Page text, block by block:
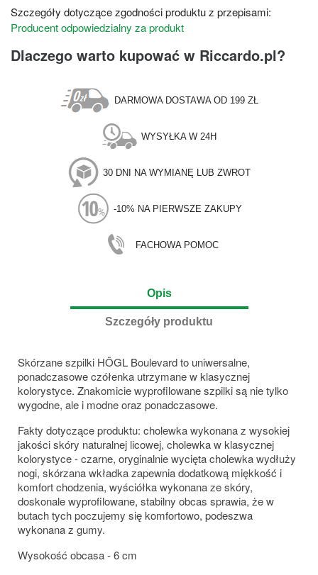
Szczegóły dotyczące zgodności produktu z przepisami:
Producent odpowiedzialny za produkt
Dlaczego warto kupować w Riccardo.pl?
DARMOWA DOSTAWA OD 199 ZŁ
WYSYŁKA W 24H
30 DNI NA WYMIANĘ LUB ZWROT
-10% NA PIERWSZE ZAKUPY
FACHOWA POMOC
Opis
Szczegóły produktu
Skórzane szpilki HÖGL Boulevard to uniwersalne,
ponadczasowe czółenka utrzymane w klasycznej
kolorystyce. Znakomicie wyprofilowane szpilki są nie tylko
wygodne, ale i modne oraz ponadczasowe.
Fakty dotyczące produktu: cholewka wykonana z wysokiej
jakości skóry naturalnej licowej, cholewka w klasycznej
kolorystyce - czarne, oryginalnie wycięta cholewka wydłuży
nogi, skórzana wkładka zapewnia dodatkową miękkość i
komfort chodzenia, wyściółka wykonana ze skóry,
doskonale wyprofilowane, stabilny obcas sprawia, że w
butach tych poczujemy się komfortowo, podeszwa
wykonana z gumy.
Wysokość obcasa - 6 cm